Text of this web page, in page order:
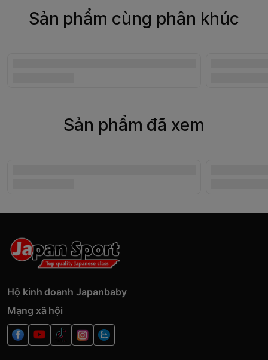
Sản phẩm cùng phân khúc
Sản phẩm đã xem
Hộ kinh doanh Japanbaby
Mạng xã hội